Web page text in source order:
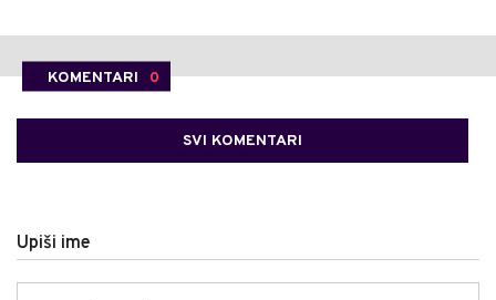
KOMENTARI 0
SVI KOMENTARI
Upiši ime